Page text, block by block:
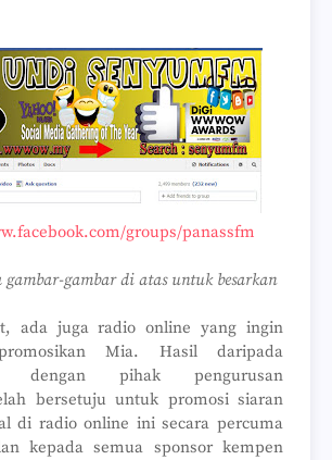
groups/panassfm
gambar di atas untuk besarkan
ada juga radio online yang ingin
Mia. Hasil daripada
dengan pihak pengurusan
bersetuju untuk promosi siaran
di radio online ini secara percuma
kepada semua sponsor kempen